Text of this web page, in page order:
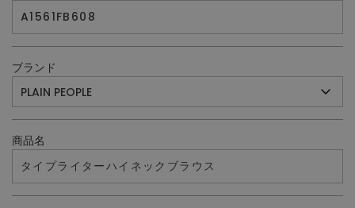
ブランド
商品名